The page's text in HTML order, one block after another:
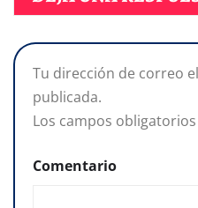
Tu dirección de correo
publicada.
Los campos
Comentario